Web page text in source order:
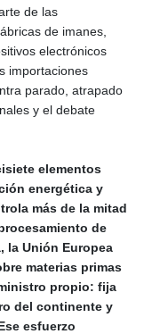
de las
de imanes,
electrónicos
importaciones
parado, atrapado
y el debate
elementos
energética y
más de la mitad
de
la Unión Europea
materias primas
propio: fija
del continente y
esfuerzo